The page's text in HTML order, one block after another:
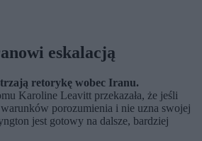
eskalacją
retorykę wobec Iranu.
Karoline Leavitt przekazała, że jeśli
porozumienia i nie uzna swojej
jest gotowy na dalsze, bardziej